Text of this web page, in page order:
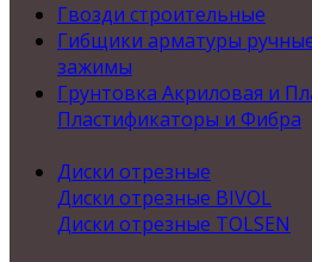
Гвозди строительные
Гибщики арматуры
зажимы
Грунтовка Акриловая и
Пластификаторы и Фибра
Диски отрезные
Диски отрезные BIVOL
Диски отрезные TOLSEN